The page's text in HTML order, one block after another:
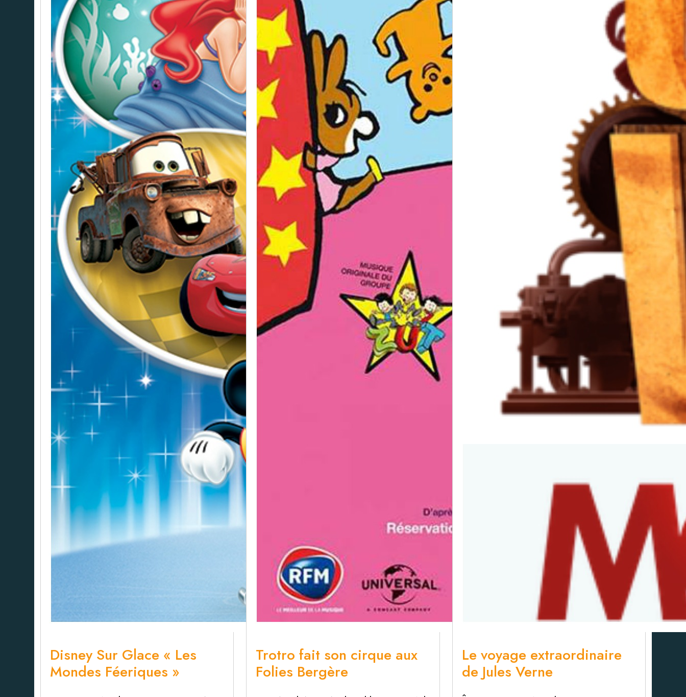
Disney Sur Glace « Les
Mondes Féeriques »
Trotro fait son cirque aux
Folies Bergère
Le voyage extraordinaire
de Jules Verne